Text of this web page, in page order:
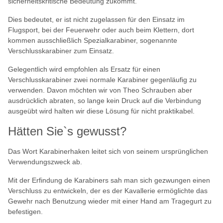
Dies bedeutet, er ist nicht zugelassen für den Einsatz im
Flugsport, bei der Feuerwehr oder auch beim Klettern, dort
kommen ausschließlich Spezialkarabiner, sogenannte
Verschlusskarabiner zum Einsatz.
Gelegentlich wird empfohlen als Ersatz für einen
Verschlusskarabiner zwei normale Karabiner gegenläufig zu
verwenden. Davon möchten wir von Theo Schrauben aber
ausdrücklich abraten, so lange kein Druck auf die Verbindung
ausgeübt wird halten wir diese Lösung für nicht praktikabel.
Hätten Sie`s gewusst?
Das Wort Karabinerhaken leitet sich von seinem ursprünglichen
Verwendungszweck ab.
Mit der Erfindung de Karabiners sah man sich gezwungen einen
Verschluss zu entwickeln, der es der Kavallerie ermöglichte das
Gewehr nach Benutzung wieder mit einer Hand am Tragegurt zu
befestigen.